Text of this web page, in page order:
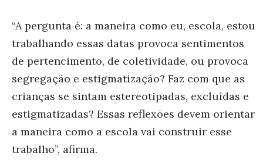
“A pergunta é: a maneira como eu, escola, estou
trabalhando essas datas provoca sentimentos
de pertencimento, de coletividade, ou provoca
segregação e estigmatização? Faz com que as
crianças se sintam estereotipadas, excluídas e
estigmatizadas? Essas reflexões devem orientar
a maneira como a escola vai construir esse
trabalho”, afirma.